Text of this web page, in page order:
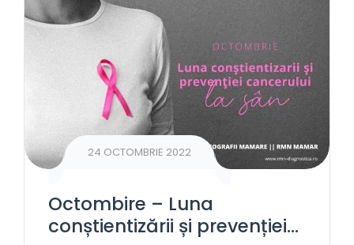
24 OCTOMBRIE 2022
Octombire – Luna
conștientizării și prevenției